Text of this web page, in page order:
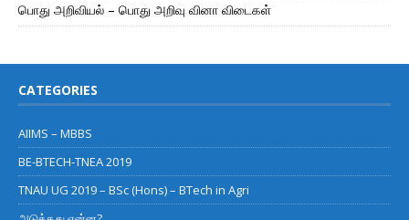
பொது அறிவியல் – பொது அறிவு வினா விடைகள்
CATEGORIES
AIIMS – MBBS
BE-BTECH-TNEA 2019
TNAU UG 2019 – BSc (Hons) – BTech in Agri